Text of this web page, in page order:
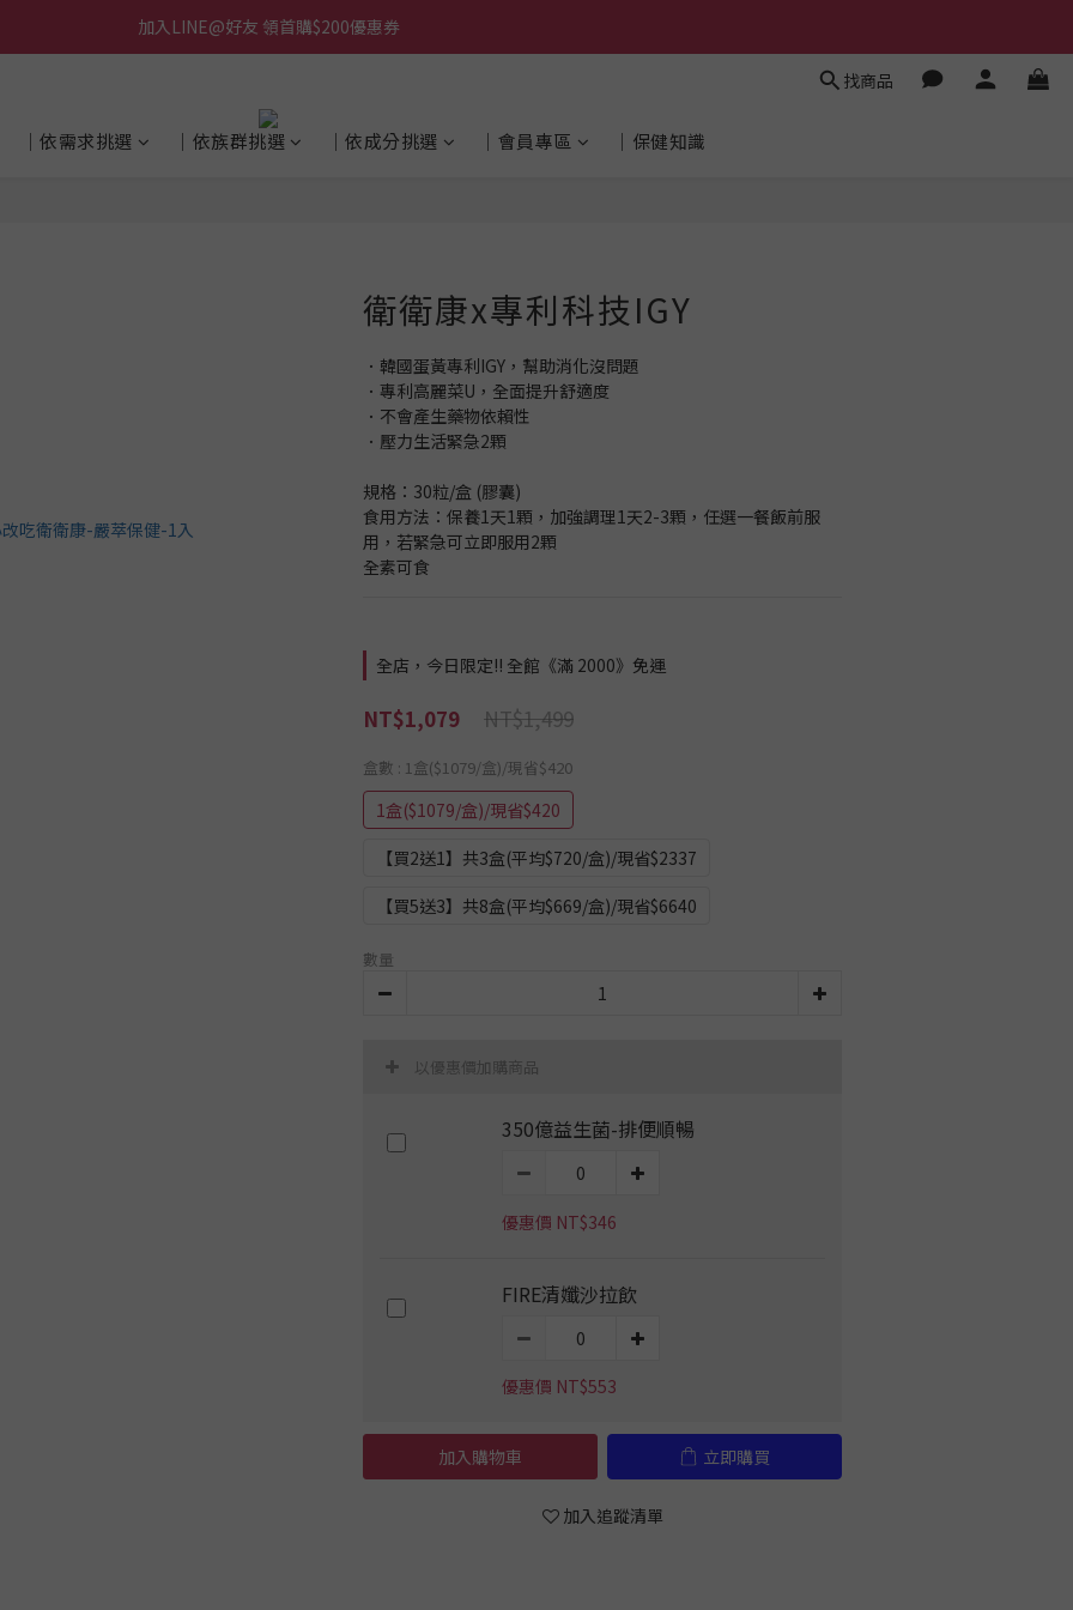
加入LINE@好友 領首購$200優惠券
找商品
│依需求挑選 │依族群挑選 │依成分挑選 │會員專區 │保健知識
衛衛康x專利科技IGY
．韓國蛋黃專利IGY，幫助消化沒問題
．專利高麗菜U，全面提升舒適度
．不會產生藥物依賴性
．壓力生活緊急2顆
規格：30粒/盒 (膠囊)
食用方法：保養1天1顆，加強調理1天2-3顆，任選一餐飯前服
用，若緊急可立即服用2顆
全素可食
全店，今日限定!! 全館《滿 2000》免運
NT$1,499
NT$1,079
盒數 : 1盒($1079/盒)/現省$420
1盒($1079/盒)/現省$420
【買2送1】共3盒(平均$720/盒)/現省$2337
【買5送3】共8盒(平均$669/盒)/現省$6640
數量
以優惠價加購商品
350億益生菌-排便順暢
優惠價 NT$346
FIRE清孅沙拉飲
優惠價 NT$553
加入購物車 立即購買
加入追蹤清單